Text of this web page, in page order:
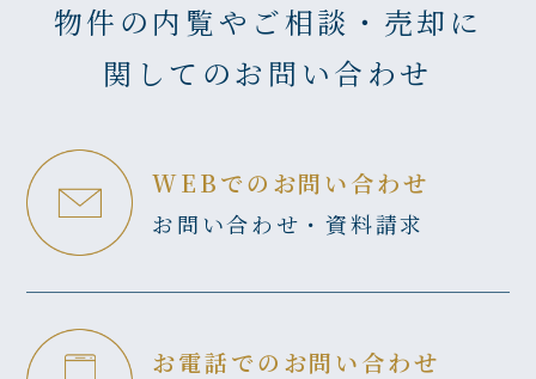
物件の内覧やご相談・売却に
関してのお問い合わせ
WEBでのお問い合わせ
お問い合わせ・資料請求
お電話でのお問い合わせ